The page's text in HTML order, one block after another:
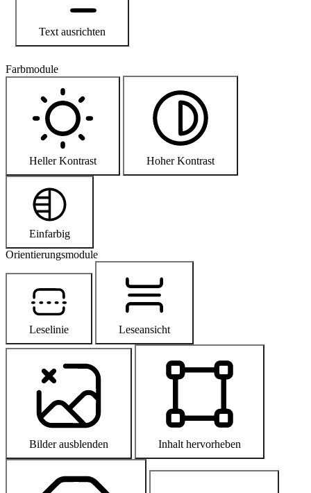
Text ausrichten
Farbmodule
Heller Kontrast Hoher Kontrast
Einfarbig
Orientierungsmodule
Leselinie Leseansicht
Bilder ausblenden Inhalt hervorheben